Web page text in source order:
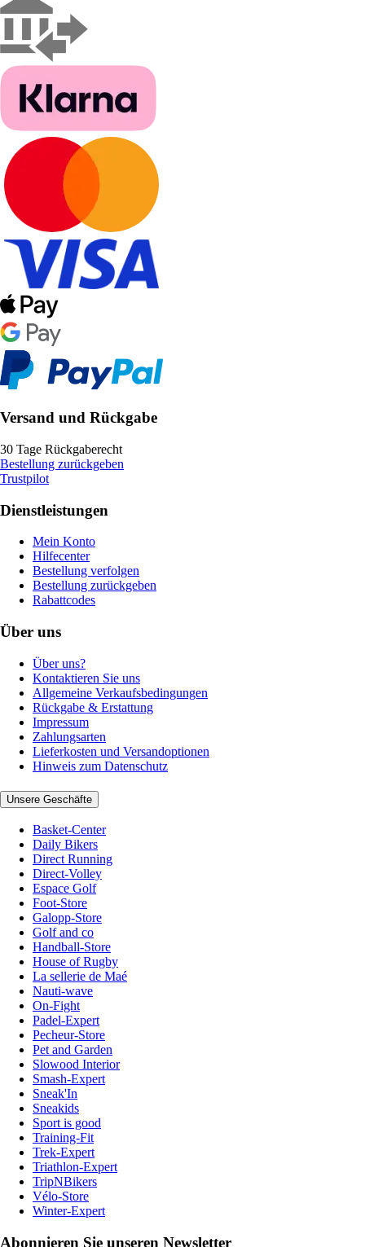
Versand und Rückgabe
30 Tage Rückgaberecht
Bestellung zurückgeben
Trustpilot
Dienstleistungen
Mein Konto
Hilfecenter
Bestellung verfolgen
Bestellung zurückgeben
Rabattcodes
Über uns
Über uns?
Kontaktieren Sie uns
Allgemeine Verkaufsbedingungen
Rückgabe & Erstattung
Impressum
Zahlungsarten
Lieferkosten und Versandoptionen
Hinweis zum Datenschutz
Unsere Geschäfte
Basket-Center
Daily Bikers
Direct Running
Direct-Volley
Espace Golf
Foot-Store
Galopp-Store
Golf and co
Handball-Store
House of Rugby
La sellerie de Maé
Nauti-wave
On-Fight
Padel-Expert
Pecheur-Store
Pet and Garden
Slowood Interior
Smash-Expert
Sneak'In
Sneakids
Sport is good
Training-Fit
Trek-Expert
Triathlon-Expert
TripNBikers
Vélo-Store
Winter-Expert
Abonnieren Sie unseren Newsletter